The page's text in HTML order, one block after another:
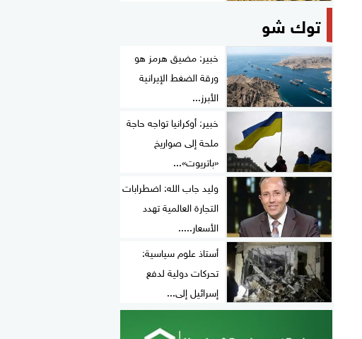
توك شو
خبير: مضيق هرمز هو
ورقة الضغط الإيرانية
الأبرز...
خبير: أوكرانيا تواجه حاجة
ملحة إلى صواريخ
«باتريوت»...
وليد جاب الله: اضطرابات
التجارة العالمية تهدد
الأسعار.....
أستاذ علوم سياسية:
تحركات دولية لدفع
إسرائيل إلى...